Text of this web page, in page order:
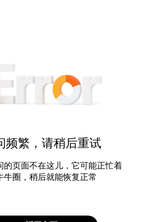
频繁，请稍后重试
的页面不在这儿，它可能正忙着
牛圈，稍后就能恢复正常